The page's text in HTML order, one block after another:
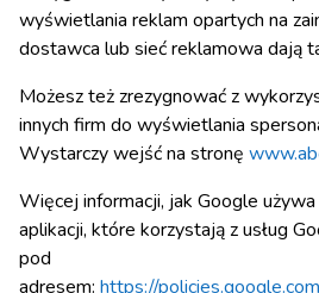
wyświetlania reklam opartych na
dostawca lub sieć reklamowa dają
Możesz też zrezygnować z
innych firm do wyświetlania
Wystarczy wejść na stronę
Więcej informacji, jak Google
aplikacji, które korzystają z usług
pod
adresem: https://